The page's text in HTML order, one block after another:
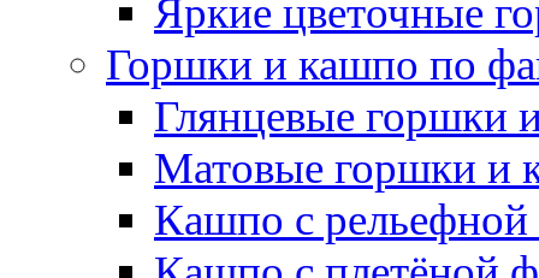
Яркие цветочные
Горшки и кашпо по
Глянцевые горшки
Матовые горшки и
Кашпо с рельефной